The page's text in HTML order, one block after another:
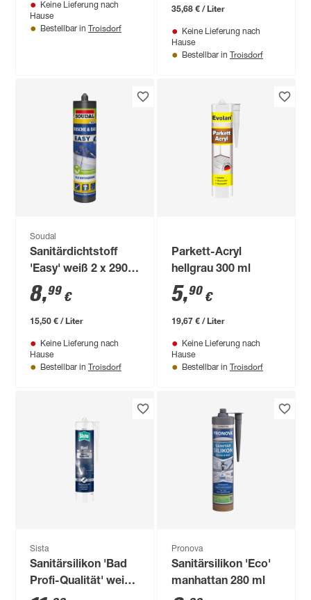
Keine Lieferung nach
Hause
Bestellbar in Troisdorf
35,68 € / Liter
Keine Lieferung nach
Hause
Bestellbar in Troisdorf
Soudal
Sanitärdichtstoff
'Easy' weiß 2 x 290
ml
8,99 €
15,50 € / Liter
Keine Lieferung nach
Hause
Bestellbar in Troisdorf
Parkett-Acryl
hellgrau 300 ml
5,90 €
19,67 € / Liter
Keine Lieferung nach
Hause
Bestellbar in Troisdorf
Sista
Sanitärsilikon 'Bad
Profi-Qualität' weiß
Pronova
Sanitärsilikon 'Eco'
manhattan 280 ml